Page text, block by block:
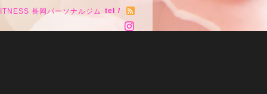
長岡パーソナルジム tel /